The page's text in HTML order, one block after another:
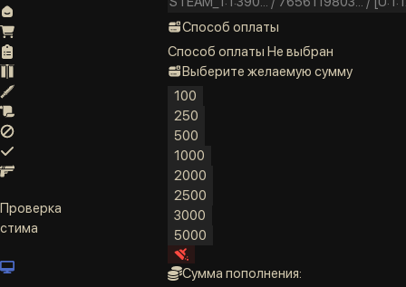
Проверка
стима
Способ оплаты
Способ оплаты Не выбран
Выберите желаемую сумму
100
250
500
1000
2000
2500
3000
5000
Сумма пополнения: